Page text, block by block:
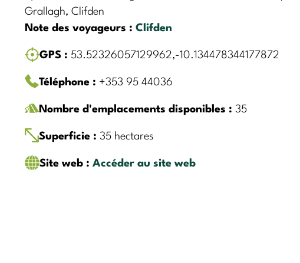
Grallagh, Clifden
Note des voyageurs : Clifden
GPS : 53.52326057129962,-10.134478344177872
Téléphone : +353 95 44036
Nombre d'emplacements disponibles : 35
Superficie : 35 hectares
Site web : Accéder au site web